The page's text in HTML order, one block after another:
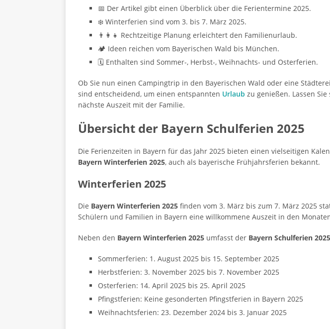
📅 Der Artikel gibt einen Überblick über die Ferientermine 2025.
❄️ Winterferien sind vom 3. bis 7. März 2025.
👨‍👩‍👧 Rechtzeitige Planung erleichtert den Familienurlaub.
🏕️ Ideen reichen vom Bayerischen Wald bis München.
🗓️ Enthalten sind Sommer-, Herbst-, Weihnachts- und Osterferien.
Ob Sie nun einen Campingtrip in den Bayerischen Wald oder eine
sind entscheidend, um einen entspannten Urlaub zu genießen. Lassen
nächste Auszeit mit der Familie.
Übersicht der Bayern Schulferien 2025
Die Ferienzeiten in Bayern für das Jahr 2025 bieten einen vielseitigen
Bayern Winterferien 2025, auch als bayerische Frühjahrsferien bekannt.
Winterferien 2025
Die Bayern Winterferien 2025 finden vom 3. März bis zum 7. März 2025
Schülern und Familien in Bayern eine willkommene Auszeit in den
Neben den Bayern Winterferien 2025 umfasst der Bayern Schulferien 2025
Sommerferien: 1. August 2025 bis 15. September 2025
Herbstferien: 3. November 2025 bis 7. November 2025
Osterferien: 14. April 2025 bis 25. April 2025
Pfingstferien: Keine gesonderten Pfingstferien in Bayern 2025
Weihnachtsferien: 23. Dezember 2024 bis 3. Januar 2025